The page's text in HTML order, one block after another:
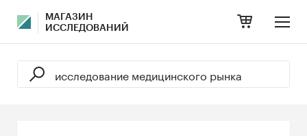
МАГАЗИН
ИССЛЕДОВАНИЙ